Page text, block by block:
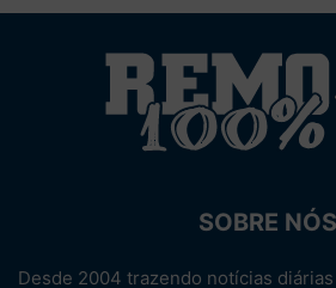
SOBRE NÓS
Desde 2004 trazendo notícias